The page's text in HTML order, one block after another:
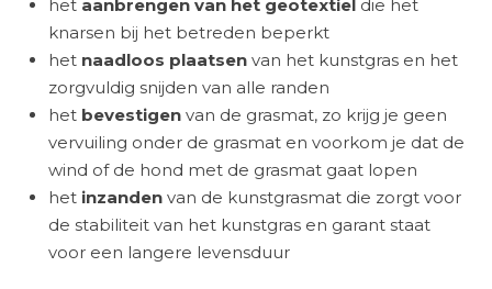
het aanbrengen van het geotextiel die het
knarsen bij het betreden beperkt
het naadloos plaatsen van het kunstgras en het
zorgvuldig snijden van alle randen
het bevestigen van de grasmat, zo krijg je geen
vervuiling onder de grasmat en voorkom je dat de
wind of de hond met de grasmat gaat lopen
het inzanden van de kunstgrasmat die zorgt voor
de stabiliteit van het kunstgras en garant staat
voor een langere levensduur